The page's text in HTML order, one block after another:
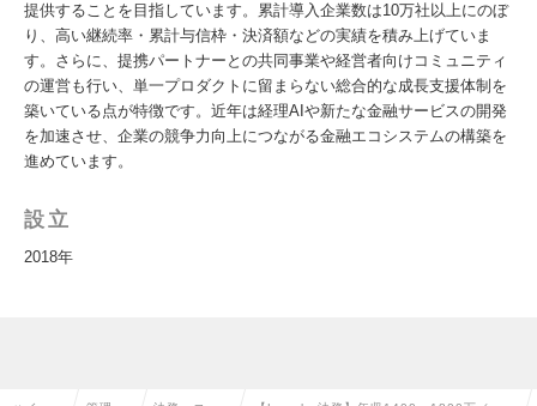
提供することを目指しています。累計導入企業数は10万社以上にのぼ
り、高い継続率・累計与信枠・決済額などの実績を積み上げていま
す。さらに、提携パートナーとの共同事業や経営者向けコミュニティ
の運営も行い、単一プロダクトに留まらない総合的な成長支援体制を
築いている点が特徴です。近年は経理AIや新たな金融サービスの開発
を加速させ、企業の競争力向上につながる金融エコシステムの構築を
進めています。
設立
2018年